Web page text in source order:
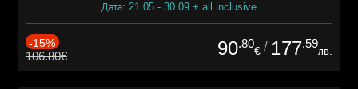
Дата: 21.05 - 30.09 + all inclusive
-15%
106.80€ 90.80
€ / 177.59
лв.